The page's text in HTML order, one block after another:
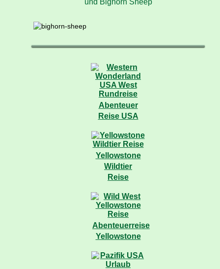
Abenteuer
Reise USA
Yellowstone
Wildtier
Reise
Abenteuerreise
Yellowstone